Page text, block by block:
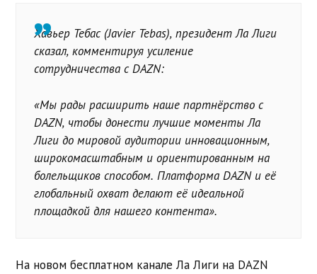
Хавьер Тебас (Javier Tebas), президент Ла Лиги
сказал, комментируя усиление
сотрудничества сDAZN:
«Мы рады расширить наше партнёрство с
DAZN, чтобы донести лучшие моменты Ла
Лиги до мировой аудитории инновационным,
широкомасштабным и ориентированным на
болельщиков способом. Платформа DAZN и её
глобальный охват делают её идеальной
площадкой для нашего контента».
На новом бесплатном канале Ла Лиги на DAZN